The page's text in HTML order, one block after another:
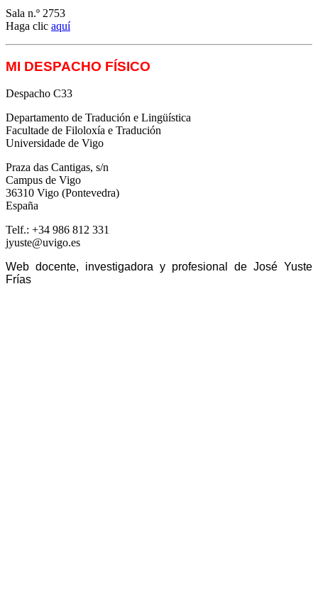
Sala n.º 2753
Haga clic aquí
MI DESPACHO FÍSICO
Despacho C33
Departamento de Tradución e Lingüística
Facultade de Filoloxía e Tradución
Universidade de Vigo
Praza das Cantigas, s/n
Campus de Vigo
36310 Vigo (Pontevedra)
España
Telf.: +34 986 812 331
jyuste@uvigo.es
Web docente, investigadora y profesional de José Yuste
Frías